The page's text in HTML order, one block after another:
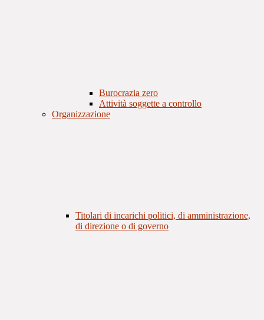
Burocrazia zero
Attività soggette a controllo
Organizzazione
Titolari di incarichi politici, di amministrazione,
di direzione o di governo